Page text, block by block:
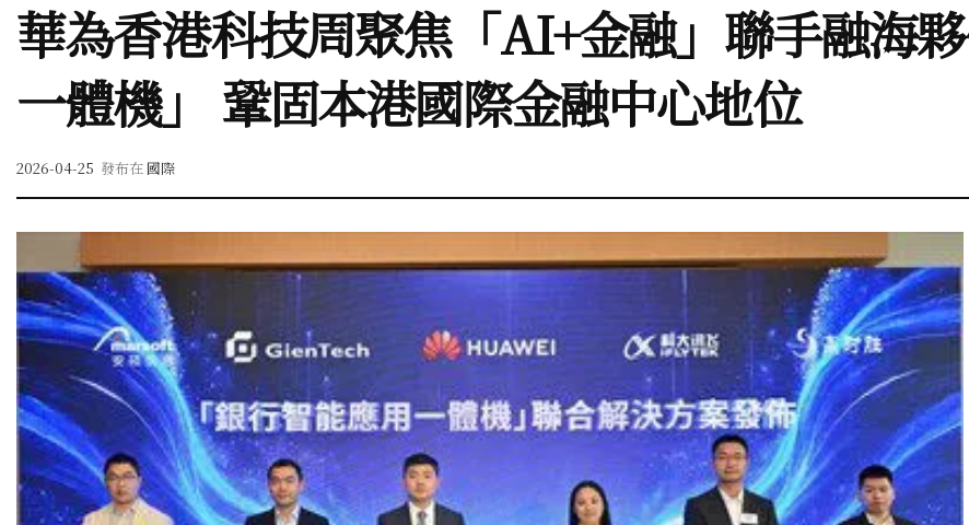
華為香港科技周聚焦「AI+金融」聯手融海
一體機」 鞏固本港國際金融中心地位
2026-04-25 發布在 國際